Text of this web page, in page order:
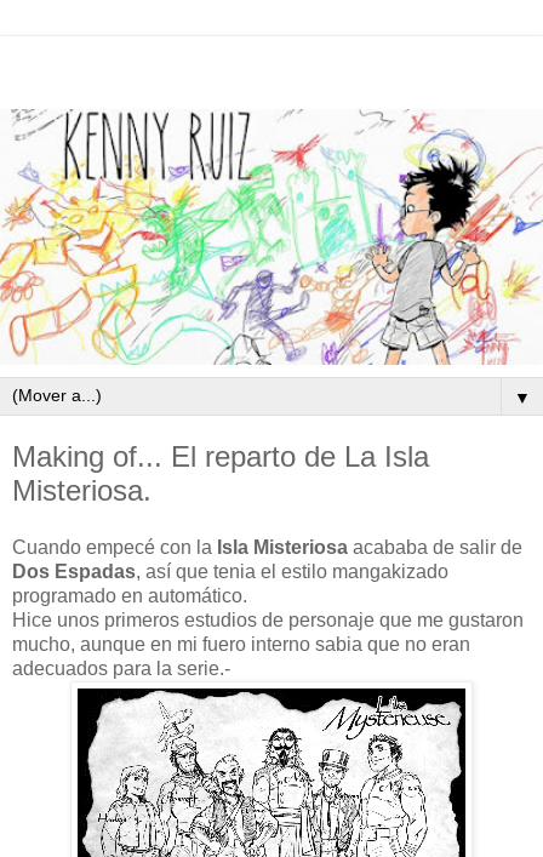
▼
Making of... El reparto de La Isla
Misteriosa.
Cuando empecé con la Isla Misteriosa acababa de salir de
Dos Espadas, así que tenia el estilo mangakizado
programado en automático.
Hice unos primeros estudios de personaje que me gustaron
mucho, aunque en mi fuero interno sabia que no eran
adecuados para la serie.-